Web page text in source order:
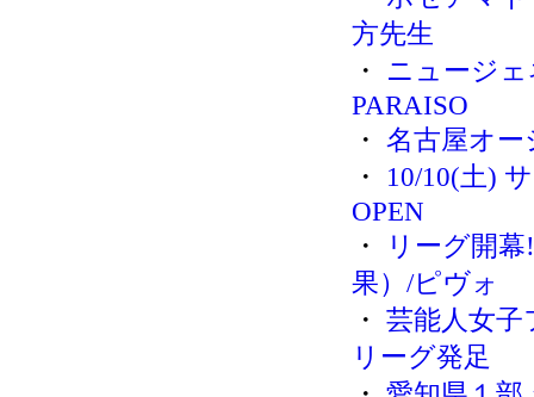
方先生
・ ニュージェ
PARAISO
・ 名古屋オ
・ 10/10(土)
OPEN
・
リーグ開
果）/ピヴォ
・ 芸能人女
リーグ発足